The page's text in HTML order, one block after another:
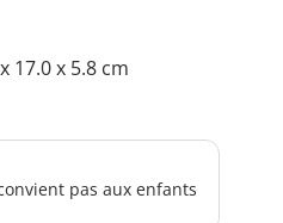
17.0 x 5.8 cm
pas aux enfants